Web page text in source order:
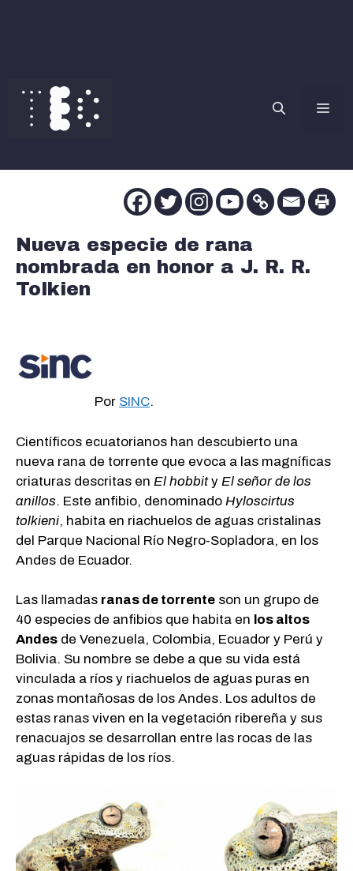
contenido
Nueva especie de rana
nombrada en honor a J. R. R.
Tolkien
Por SINC.
Científicos ecuatorianos han descubierto una
nueva rana de torrente que evoca a las magníficas
criaturas descritas en El hobbity El señor de los
anillos. Este anfibio, denominado Hyloscirtus
tolkieni, habita en riachuelos de aguas cristalinas
del Parque Nacional Río Negro-Sopladora, en los
Andes de Ecuador.
Las llamadas ranas de torrente son un grupo de
40 especies de anfibios que habita en los altos
Andes de Venezuela, Colombia, Ecuador y Perú y
Bolivia. Su nombre se debe a que su vida está
vinculada a ríos y riachuelos de aguas puras en
zonas montañosas de los Andes. Los adultos de
estas ranas viven en la vegetación ribereña y sus
renacuajos se desarrollan entre las rocas de las
aguas rápidas de los ríos.